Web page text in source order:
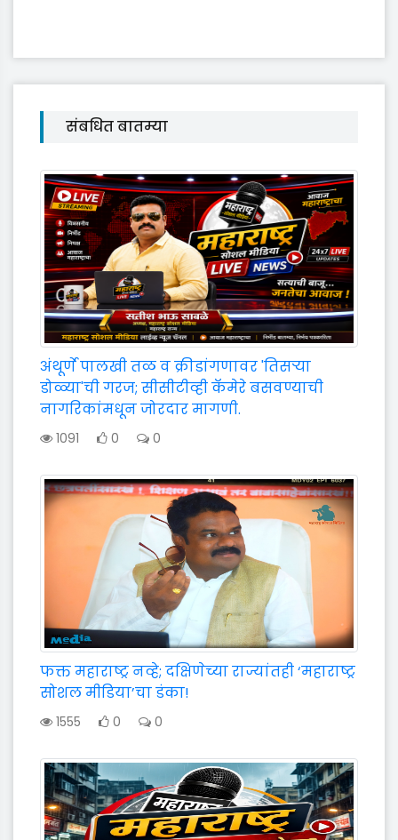
संबधित बातम्या
अंथूर्णे पालखी तळ व क्रीडांगणावर 'तिसऱ्या
डोळ्या'ची गरज; सीसीटीव्ही कॅमेरे बसवण्याची
नागरिकांमधून जोरदार मागणी.
1091 0 0
फक्त महाराष्ट्र नव्हे; दक्षिणेच्या राज्यांतही ‘महाराष्ट्र
सोशल मीडिया’चा डंका!
1555 0 0